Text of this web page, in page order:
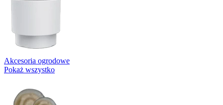
Akcesoria ogrodowe
Pokaż wszystko